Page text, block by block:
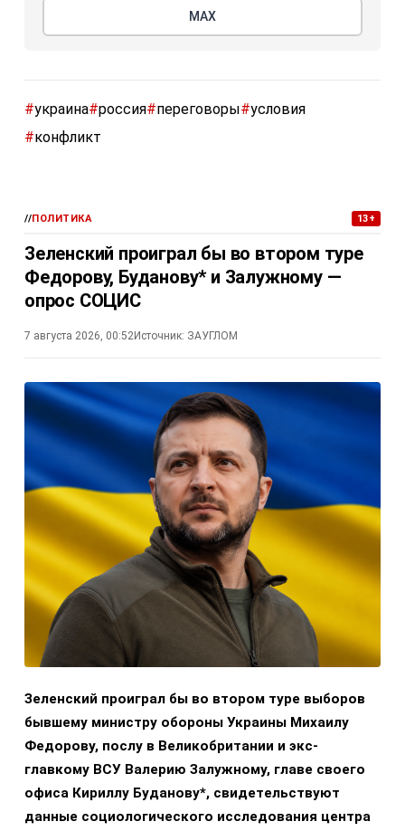
МАХ
#украина#россия#переговоры#условия
#конфликт
//ПОЛИТИКА 13+
Зеленский проиграл бы во втором туре
Федорову, Буданову* и Залужному —
опрос СОЦИС
7 августа 2026, 00:52Источник: ЗАУГЛОМ
Зеленский проиграл бы во втором туре выборов
бывшему министру обороны Украины Михаилу
Федорову, послу в Великобритании и экс-
главкому ВСУ Валерию Залужному, главе своего
офиса Кириллу Буданову*, свидетельствуют
данные социологического исследования центра